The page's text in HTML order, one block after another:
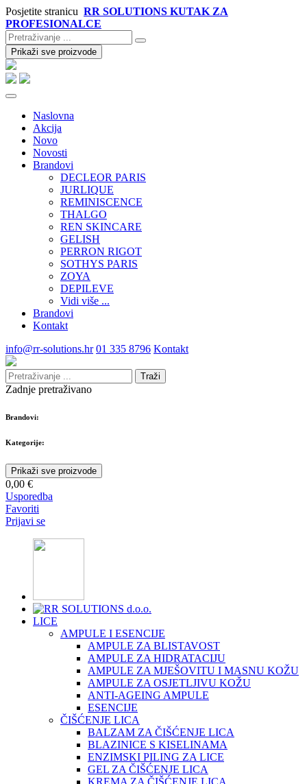
Posjetite stranicu RR SOLUTIONS KUTAK ZA
PROFESIONALCE
Prikaži sve proizvode
Naslovna
Akcija
Novo
Novosti
Brandovi
DECLEOR PARIS
JURLIQUE
REMINISCENCE
THALGO
REN SKINCARE
GELISH
PERRON RIGOT
SOTHYS PARIS
ZOYA
DEPILEVE
Vidi više ...
Brandovi
Kontakt
info@rr-solutions.hr 01 335 8796 Kontakt
Traži
Zadnje pretraživano
Brandovi:
Kategorije:
Prikaži sve proizvode
0,00 €
Usporedba
Favoriti
Prijavi se
LICE
AMPULE I ESENCIJE
AMPULE ZA BLISTAVOST
AMPULE ZA HIDRATACIJU
AMPULE ZA MJEŠOVITU I MASNU KOŽU
AMPULE ZA OSJETLJIVU KOŽU
ANTI-AGEING AMPULE
ESENCIJE
ČIŠĆENJE LICA
BALZAM ZA ČIŠĆENJE LICA
BLAZINICE S KISELINAMA
ENZIMSKI PILING ZA LICE
GEL ZA ČIŠĆENJE LICA
KREMA ZA ČIŠĆENJE LICA